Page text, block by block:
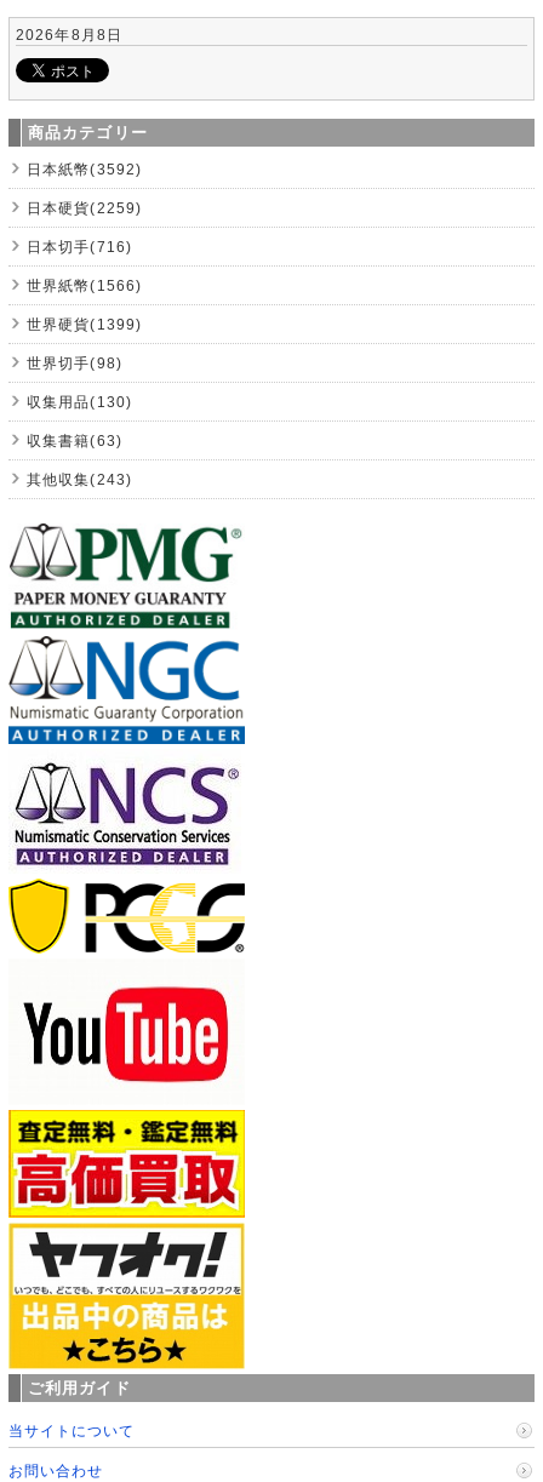
2026年8月8日
商品カテゴリー
日本紙幣(3592)
日本硬貨(2259)
日本切手(716)
世界紙幣(1566)
世界硬貨(1399)
世界切手(98)
収集用品(130)
収集書籍(63)
其他収集(243)
ご利用ガイド
当サイトについて
お問い合わせ